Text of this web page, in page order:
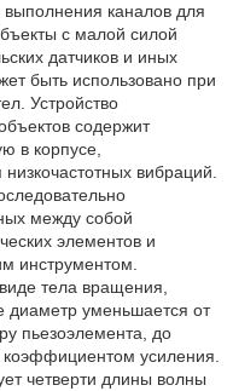
выполнения каналов для
с малой силой
датчиков и иных
быть использовано при
Устройство
содержит
в корпусе,
вибраций.
между собой
элементов и
инструментом.
тела вращения,
уменьшается от
пьезоэлемента, до
усиления.
четверти длины волны